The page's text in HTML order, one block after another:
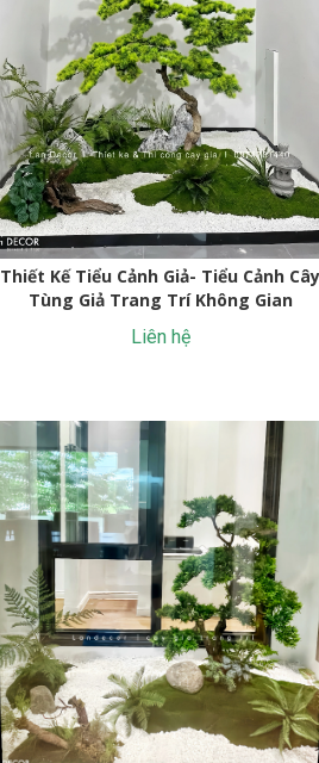
Thiết Kế Tiểu Cảnh Giả- Tiểu Cảnh Cây
Tùng Giả Trang Trí Không Gian
Liên hệ